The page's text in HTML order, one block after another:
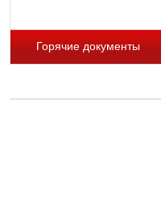
Горячие документы